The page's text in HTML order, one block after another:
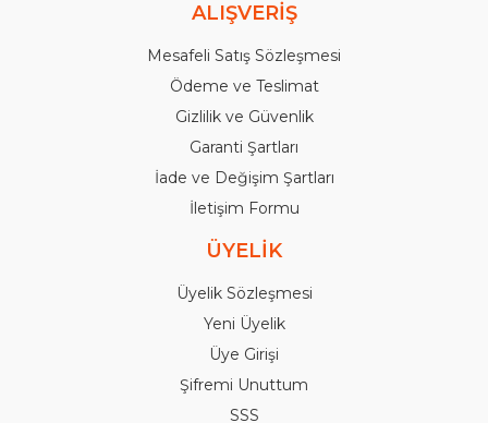
ALIŞVERİŞ
Mesafeli Satış Sözleşmesi
Ödeme ve Teslimat
Gizlilik ve Güvenlik
Garanti Şartları
İade ve Değişim Şartları
İletişim Formu
ÜYELİK
Üyelik Sözleşmesi
Yeni Üyelik
Üye Girişi
Şifremi Unuttum
SSS